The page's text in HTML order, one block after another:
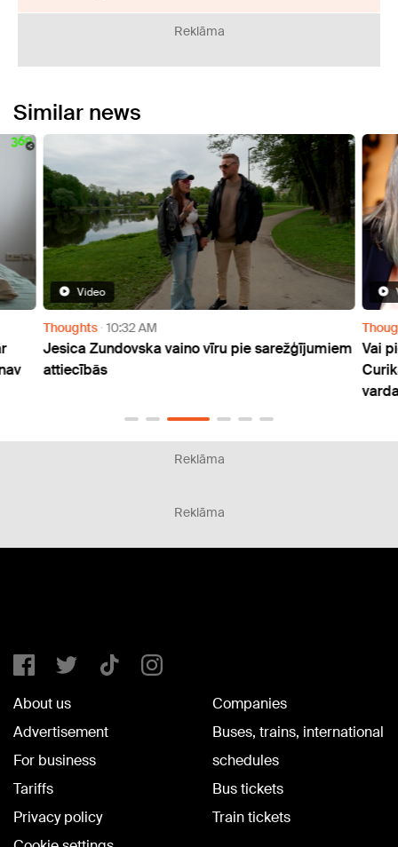
Reklāma
Similar news
Video
Thoughts 10:32 AM
Jesica Zundovska vaino vīru pie sarežģījumiem
attiecībās
Vai
Reklāma
Reklāma
About us
Advertisement
For business
Tariffs
Privacy policy
Companies
Buses, trains, international
schedules
Bus tickets
Train tickets